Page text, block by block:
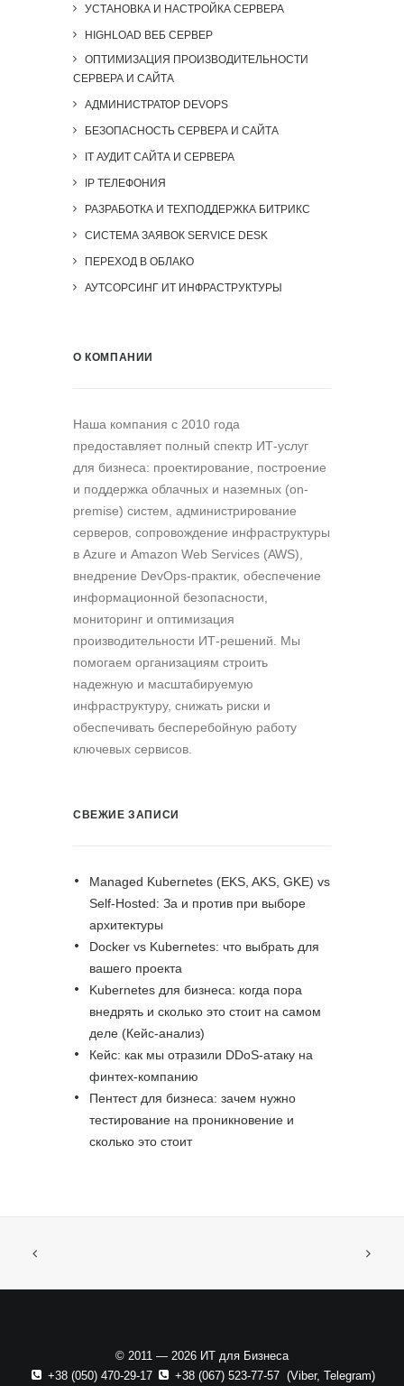
УСТАНОВКА И НАСТРОЙКА СЕРВЕРА
HIGHLOAD ВЕБ СЕРВЕР
ОПТИМИЗАЦИЯ ПРОИЗВОДИТЕЛЬНОСТИ
СЕРВЕРА И САЙТА
АДМИНИСТРАТОР DEVOPS
БЕЗОПАСНОСТЬ СЕРВЕРА И САЙТА
IT АУДИТ САЙТА И СЕРВЕРА
IP ТЕЛЕФОНИЯ
РАЗРАБОТКА И ТЕХПОДДЕРЖКА БИТРИКС
СИСТЕМА ЗАЯВОК SERVICE DESK
ПЕРЕХОД В ОБЛАКО
АУТСОРСИНГ ИТ ИНФРАСТРУКТУРЫ
О КОМПАНИИ
Наша компания c 2010 года
предоставляет полный спектр ИТ-услуг
для бизнеса: проектирование, построение
и поддержка облачных и наземных (on-
premise) систем, администрирование
серверов, сопровождение инфраструктуры
в Azure и Amazon Web Services (AWS),
внедрение DevOps-практик, обеспечение
информационной безопасности,
мониторинг и оптимизация
производительности ИТ-решений. Мы
помогаем организациям строить
надежную и масштабируемую
инфраструктуру, снижать риски и
обеспечивать бесперебойную работу
ключевых сервисов.
СВЕЖИЕ ЗАПИСИ
Managed Kubernetes (EKS, AKS, GKE) vs
Self-Hosted: За и против при выборе
архитектуры
Docker vs Kubernetes: что выбрать для
вашего проекта
Kubernetes для бизнеса: когда пора
внедрять и сколько это стоит на самом
деле (Кейс-анализ)
Кейс: как мы отразили DDoS-атаку на
финтех-компанию
Пентест для бизнеса: зачем нужно
тестирование на проникновение и
сколько это стоит
© 2011 — 2026 ИТ для Бизнеса
+38 (050) 470-29-17
+38 (067) 523-77-57(Viber, Telegram)